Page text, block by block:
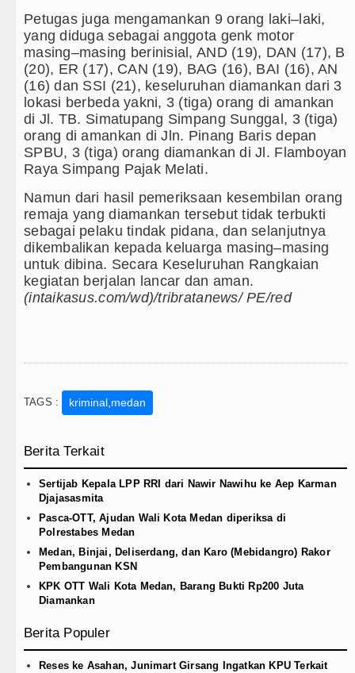
Petugas juga mengamankan 9 orang laki–laki,
yang diduga sebagai anggota genk motor
masing–masing berinisial, AND (19), DAN (17), B
(20), ER (17), CAN (19), BAG (16), BAI (16), AN
(16) dan SSI (21), keseluruhan diamankan dari 3
lokasi berbeda yakni, 3 (tiga) orang di amankan
di Jl. TB. Simatupang Simpang Sunggal, 3 (tiga)
orang di amankan di Jln. Pinang Baris depan
SPBU, 3 (tiga) orang diamankan di Jl. Flamboyan
Raya Simpang Pajak Melati.
Namun dari hasil pemeriksaan kesembilan orang
remaja yang diamankan tersebut tidak terbukti
sebagai pelaku tindak pidana, dan selanjutnya
dikembalikan kepada keluarga masing–masing
untuk dibina. Secara Keseluruhan Rangkaian
kegiatan berjalan lancar dan aman.
(intaikasus.com/wd)/tribratanews/ PE/red
TAGS : kriminal,medan
Berita Terkait
Sertijab Kepala LPP RRI dari Nawir Nawihu ke Aep Karman
Djajasasmita
Pasca-OTT, Ajudan Wali Kota Medan diperiksa di
Polrestabes Medan
Medan, Binjai, Deliserdang, dan Karo (Mebidangro) Rakor
Pembangunan KSN
KPK OTT Wali Kota Medan, Barang Bukti Rp200 Juta
Diamankan
Berita Populer
Reses ke Asahan, Junimart Girsang Ingatkan KPU Terkait